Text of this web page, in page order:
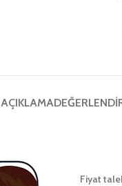
AÇIKLAMA
Fiyat